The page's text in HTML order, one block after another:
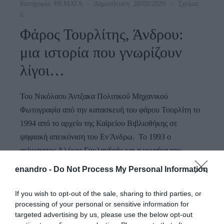
enandro - Do Not Process My Personal Information
If you wish to opt-out of the sale, sharing to third parties, or
processing of your personal or sensitive information for
targeted advertising by us, please use the below opt-out
Κατηγορία: ΘΕΜΑΤΑ Δημοσίευση: 28/02/2020
Σχόλια:
6
Φάρος Τουρλίτης, Άνδρου:
μια ιστορία που γνωρίζουν
λίγοι…
Του Νικόλαου Άντζακα Πολιτικού Μηχανικού
Φωτογραφία από την κατασκευή του φάρου Τουρλίτη το
1994 από το αρχείο της Καϊρείου Βιβλιοθήκης σε
ψηφιακή απεικόνιση του Εν Άνδρω. Το 1993 ο
αείμνηστος Αλέκος Γουλανδρής και η γυναίκα του
πέτρινου φάρου στην είσοδο της…CONTINUE READING